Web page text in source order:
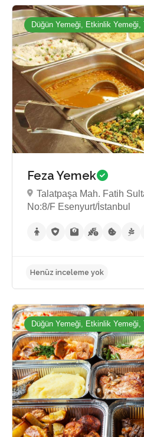
Düğün Yemeği, Etkinlik Yemeği,
Feza Yemek
Talatpaşa Mah. Fatih
No:8/F Esenyurt/İstanbul
Düğün Yemeği, Etkinlik Yemeği,